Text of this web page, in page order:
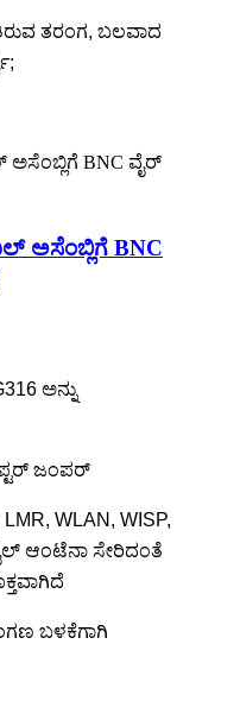
ತರಂಗ, ಬಲವಾದ
ಅಸೆಂಬ್ಲಿಗೆ BNC
ಅನ್ನು
ಜಂಪರ್
WLAN, WISP,
ಆಂಟೆನಾ ಸೇರಿದಂತೆ
ಬಳಕೆಗಾಗಿ